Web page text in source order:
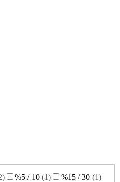
) %5 / 10 (1) %15 / 30 (1)